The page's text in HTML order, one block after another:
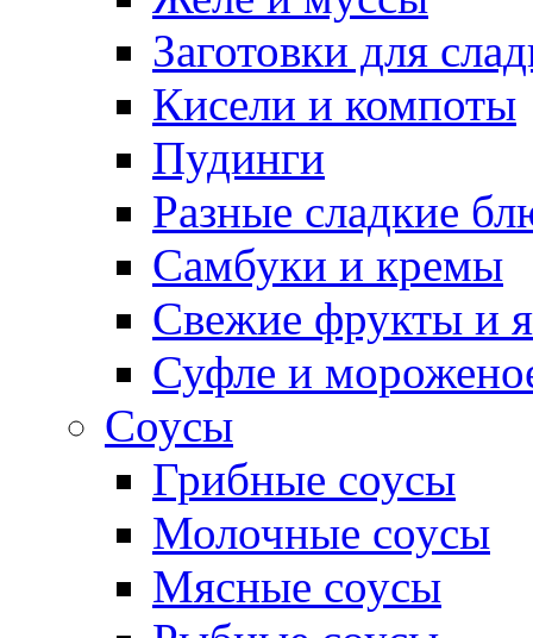
Заготовки для
Кисели и компоты
Пудинги
Разные сладкие
Самбуки и кремы
Свежие фрукты и
Суфле и
Соусы
Грибные соусы
Молочные соусы
Мясные соусы